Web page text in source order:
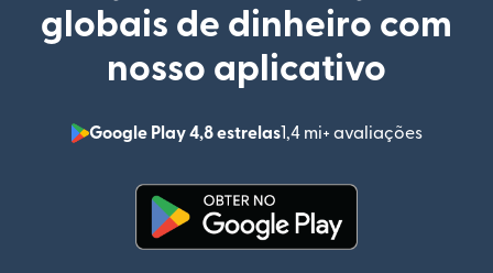
globais de dinheiro com
nosso aplicativo
Google Play 4,8 estrelas1,4 mi+ avaliações
(abre